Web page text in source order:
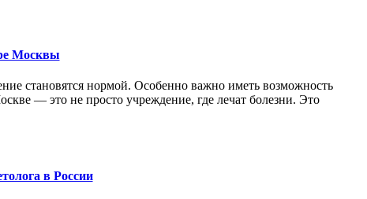
Москвы
становятся нормой. Особенно важно иметь возможность
— это не просто учреждение, где лечат болезни. Это
в России